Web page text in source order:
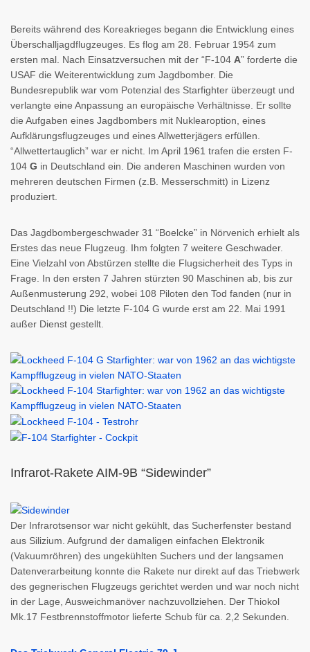
Bereits während des Koreakrieges begann die Entwicklung eines
Überschalljagdflugzeuges. Es flog am 28. Februar 1954 zum
ersten mal. Nach Einsatzversuchen mit der “F-104 A” forderte die
USAF die Weiterentwicklung zum Jagdbomber. Die
Bundesrepublik war vom Potenzial des Starfighter überzeugt und
verlangte eine Anpassung an europäische Verhältnisse. Er sollte
die Aufgaben eines Jagdbombers mit Nuklearoption, eines
Aufklärungsflugzeuges und eines Allwetterjägers erfüllen.
“Allwettertauglich” war er nicht. Im April 1961 trafen die ersten F-
104 G in Deutschland ein. Die anderen Maschinen wurden von
mehreren deutschen Firmen (z.B. Messerschmitt) in Lizenz
produziert.
Das Jagdbombergeschwader 31 “Boelcke” in Nörvenich erhielt als
Erstes das neue Flugzeug. Ihm folgten 7 weitere Geschwader.
Eine Vielzahl von Abstürzen stellte die Flugsicherheit des Typs in
Frage. In den ersten 7 Jahren stürzten 90 Maschinen ab, bis zur
Außenmusterung 292, wobei 108 Piloten den Tod fanden (nur in
Deutschland !!) Die letzte F-104 G wurde erst am 22. Mai 1991
außer Dienst gestellt.
Infrarot-Rakete AIM-9B “Sidewinder”
Der Infrarotsensor war nicht gekühlt, das Sucherfenster bestand
aus Silizium. Aufgrund der damaligen einfachen Elektronik
(Vakuumröhren) des ungekühlten Suchers und der langsamen
Datenverarbeitung konnte die Rakete nur direkt auf das Triebwerk
des gegnerischen Flugzeugs gerichtet werden und war noch nicht
in der Lage, Ausweichmanöver nachzuvollziehen. Der Thiokol
Mk.17 Festbrennstoffmotor lieferte Schub für ca. 2,2 Sekunden.